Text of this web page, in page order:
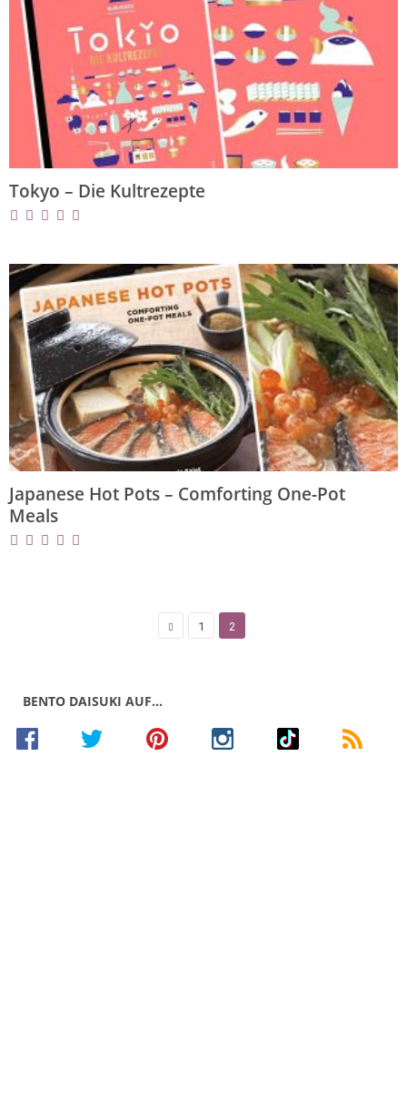
Tokyo – Die Kultrezepte
Japanese Hot Pots – Comforting One-Pot
Meals
1 2
BENTO DAISUKI AUF…